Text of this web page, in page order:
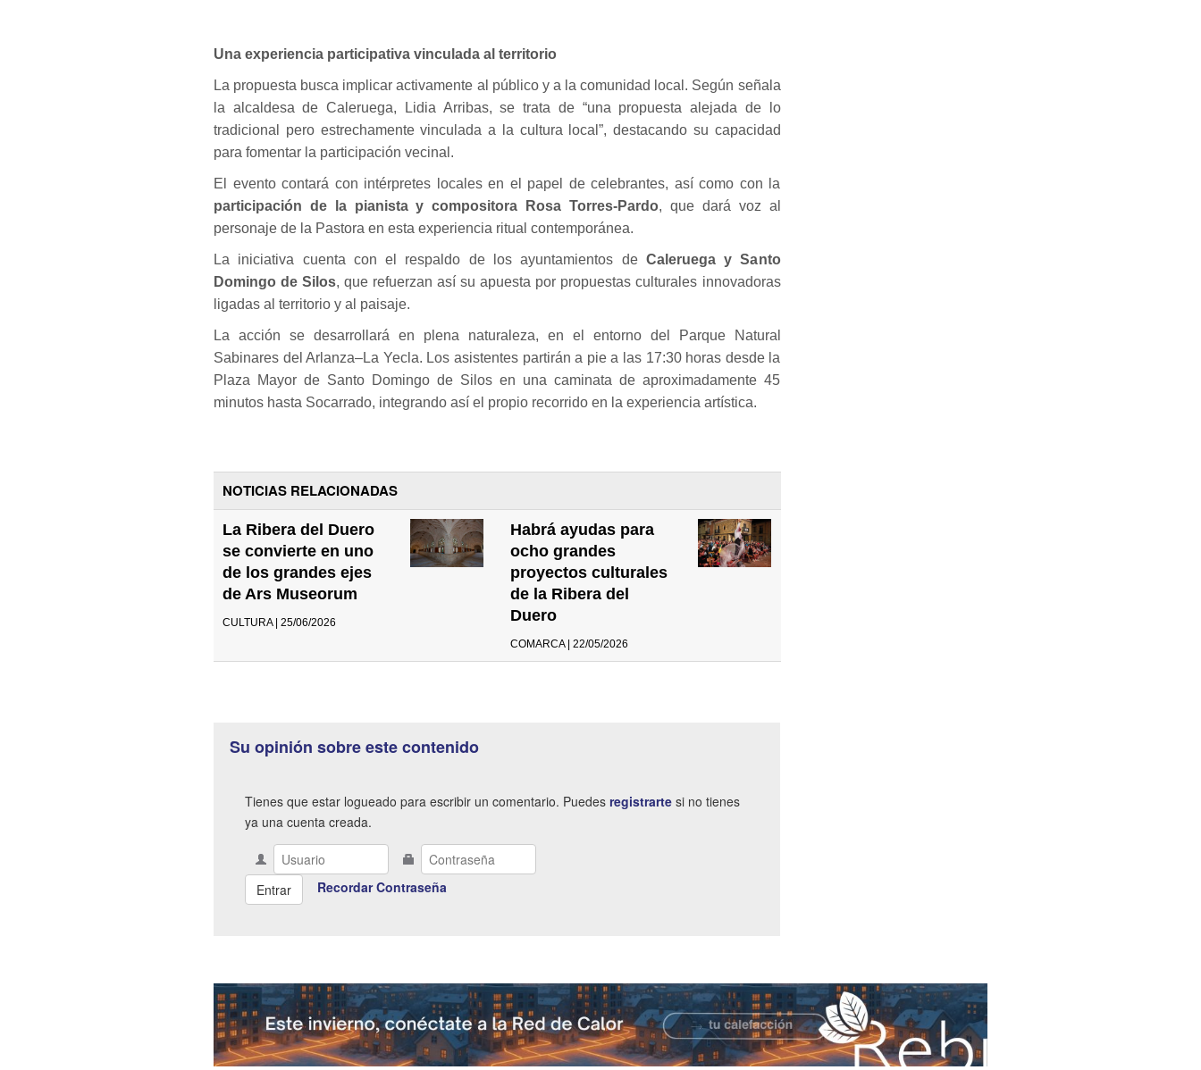
Una experiencia participativa vinculada al territorio
La propuesta busca implicar activamente al público y a la comunidad local. Según señala
la alcaldesa de Caleruega, Lidia Arribas, se trata de “una propuesta alejada de lo
tradicional pero estrechamente vinculada a la cultura local”, destacando su capacidad
para fomentar la participación vecinal.
El evento contará con intérpretes locales en el papel de celebrantes, así como con la
participación de la pianista y compositora Rosa Torres-Pardo, que dará voz al
personaje de la Pastora en esta experiencia ritual contemporánea.
La iniciativa cuenta con el respaldo de los ayuntamientos deCaleruega y Santo
Domingo de Silos, que refuerzan así su apuesta por propuestas culturales innovadoras
ligadas al territorio y al paisaje.
La acción se desarrollará en plena naturaleza, en el entorno del Parque Natural
Sabinares del Arlanza–La Yecla. Los asistentes partirán a pie a las 17:30 horas desde la
Plaza Mayor de Santo Domingo de Silos en una caminata de aproximadamente 45
minutos hasta Socarrado, integrando así el propio recorrido en la experiencia artística.
NOTICIAS RELACIONADAS
La Ribera del Duero
se convierte en uno
de los grandes ejes
de Ars Museorum
CULTURA | 25/06/2026
Habrá ayudas para
ocho grandes
proyectos culturales
de la Ribera del
Duero
COMARCA | 22/05/2026
Su opinión sobre este contenido
Tienes que estar logueado para escribir un comentario. Puedes registrarte si no tienes
ya una cuenta creada.
Recordar Contraseña